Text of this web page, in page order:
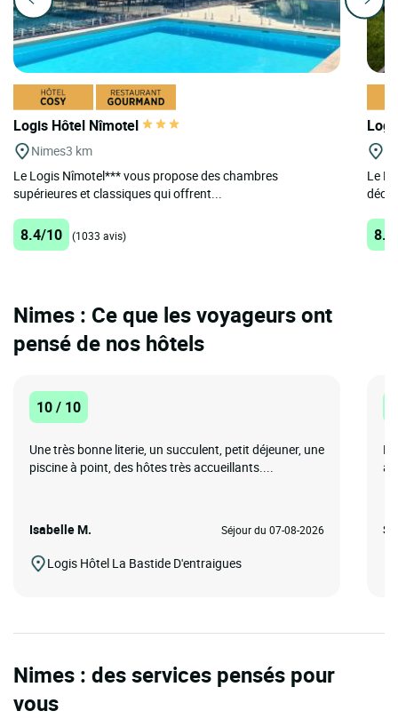
Logis Hôtel Nîmotel
Nimes3 km
Le Logis Nîmotel*** vous propose des chambres
supérieures et classiques qui offrent...
8.4/10 (1033 avis)
Le
Nimes : Ce que les voyageurs ont
pensé de nos hôtels
10 / 10
Une très bonne literie, un succulent, petit déjeuner, une
piscine à point, des hôtes très accueillants....
Isabelle M. Séjour du 07-08-2026
Logis Hôtel La Bastide D'entraigues
Nimes : des services pensés pour
vous